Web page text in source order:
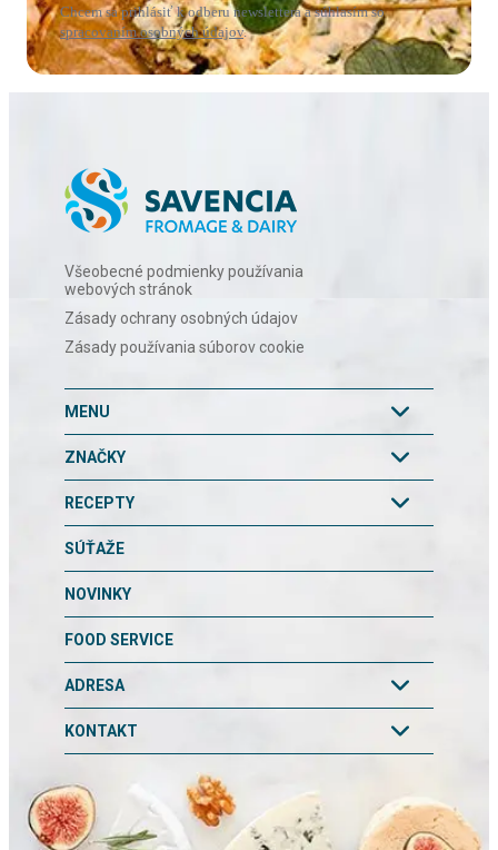
Chcem sa prihlásiť k odberu newslettera a súhlasím so
spracovaním osobných údajov.
Všeobecné podmienky používania
webových stránok
Zásady ochrany osobných údajov
Zásady používania súborov cookie
MENU
ZNAČKY
RECEPTY
SÚŤAŽE
NOVINKY
FOOD SERVICE
ADRESA
KONTAKT